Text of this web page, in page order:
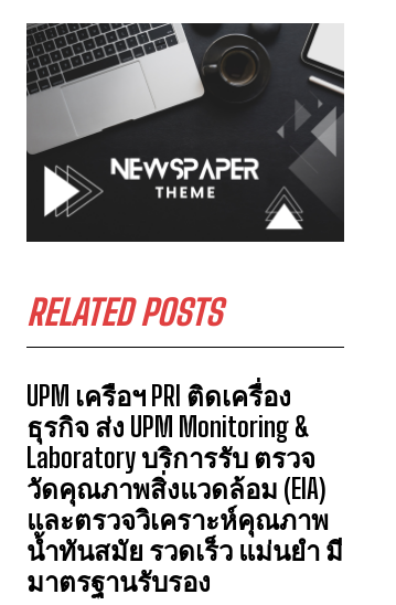
RELATED POSTS
UPM เครือฯ PRI ติดเครื่อง
ธุรกิจ ส่ง UPM Monitoring &
Laboratory บริการรับ ตรวจ
วัดคุณภาพสิ่งแวดล้อม (EIA)
และตรวจวิเคราะห์คุณภาพ
น้ำทันสมัย รวดเร็ว แม่นยำ มี
มาตรฐานรับรอง